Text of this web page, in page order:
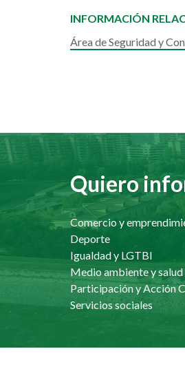
INFORMACIÓN
Área de Seguridad y
Quiero
Comercio y
Deporte
Igualdad y LGTBI
Medio ambiente y salud
Participación y Acción
Servicios sociales